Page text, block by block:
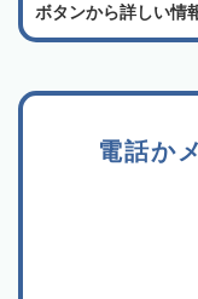
ボタンから詳しい情
電話か